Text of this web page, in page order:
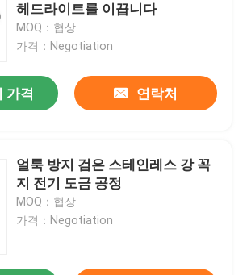
분지의 수도꼭지
바스 꼭지
헤드라이트를 이끕니다
MOQ：협상
가격：Negotiation
가격 연락처
얼룩 방지 검은 스테인레스 강 꼭
지 전기 도금 공정
MOQ：협상
가격：Negotiation